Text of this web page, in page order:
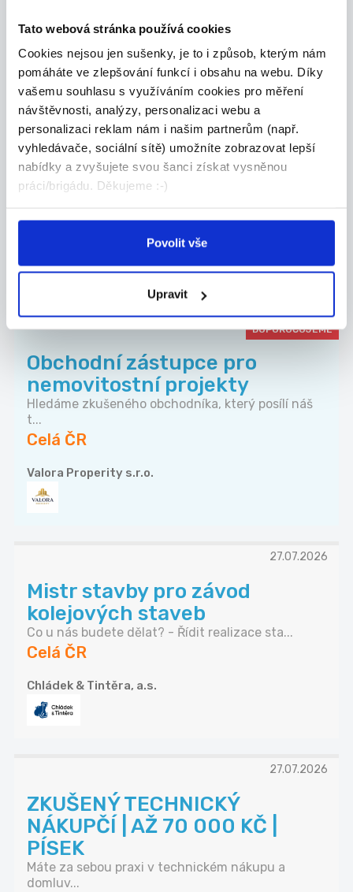
Tato webová stránka používá cookies
Cookies nejsou jen sušenky, je to i způsob, kterým nám
pomáháte ve zlepšování funkcí i obsahu na webu. Díky
vašemu souhlasu s využíváním cookies pro měření
návštěvnosti, analýzy, personalizaci webu a
personalizaci reklam nám i našim partnerům (např.
vyhledávače, sociální sítě) umožníte zobrazovat lepší
nabídky a zvyšujete svou šanci získat vysněnou
práci/brigádu. Děkujeme :-)
Povolit vše
Upravit
29.07.2026
Roznos letáků – Jablonec nad
Nisou a okolí
- roznos reklamních letáků ,, K – Prospekt “ do ...
Jablonec nad Nisou
DALŠÍ NABÍDKY Z
DOPORUČUJEME
Obchodní zástupce pro
nemovitostní projekty
Hledáme zkušeného obchodníka, který posílí náš
t...
Celá ČR
Valora Properity s.r.o.
27.07.2026
Mistr stavby pro závod
kolejových staveb
Co u nás budete dělat? - Řídit realizace sta...
Celá ČR
Chládek & Tintěra, a.s.
27.07.2026
ZKUŠENÝ TECHNICKÝ
NÁKUPČÍ | AŽ 70 000 KČ |
PÍSEK
Máte za sebou praxi v technickém nákupu a
domluv...